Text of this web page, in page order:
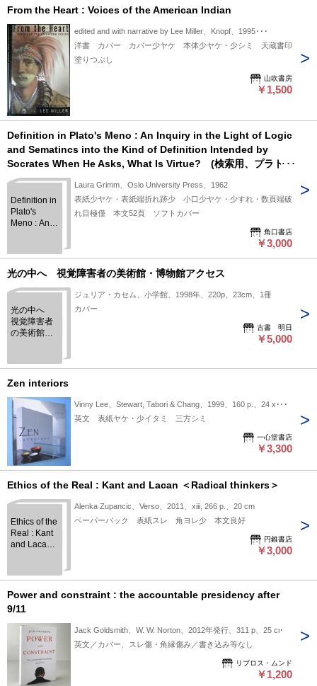
From the Heart : Voices of the American Indian
edited and with narrative by Lee Miller、Knopf、1995･･･
洋書 カバー カバー少ヤケ 本体少ヤケ・少シミ 天蔵書印
塗りつぶし
山吹書房
￥1,500
Definition in Plato's Meno : An Inquiry in the Light of Logic
and Sematincs into the Kind of Definition Intended by
Socrates When He Asks, What Is Virtue? (検索用、プラトン
のメノン ソクラテス)
Definition in
Plato's
Meno : An
Logic and
Sematincs
into the Kind
of Definition
Socrates
When He
Asks, What
ラトンのメ
ノン ソク
Laura Grimm、Oslo University Press、1962
表紙少ヤケ・表紙端折れ跡少 小口少ヤケ・少すれ・数頁端破
れ目極僅 本文52頁 ソフトカバー
角口書店
￥3,000
光の中へ 視覚障害者の美術館・博物館アクセス
光の中へ
視覚障害者
の美術館・
ジュリア・カセム、小学館、1998年、220p、23cm、1冊
カバー
古書 明日
￥5,000
Zen interiors
Vinny Lee、Stewart, Tabori & Chang、1999、160 p.、24 x･･･
英文 表紙ヤケ・少イタミ 三方シミ
一心堂書店
￥3,300
Ethics of the Real : Kant and Lacan ＜Radical thinkers＞
Ethics of the
Real : Kant
and Lacan
Alenka Zupancic、Verso、2011、xiii, 266 p.、20 cm
ペーパーバック 表紙スレ 角ヨレ少 本文良好
円錐書店
￥3,000
Power and constraint : the accountable presidency after
9/11
Jack Goldsmith、W. W. Norton、2012年発行、311 p、25 cm
英文／カバー、スレ傷・角縁傷み／書き込み等なし
リブロス・ムンド
￥1,200